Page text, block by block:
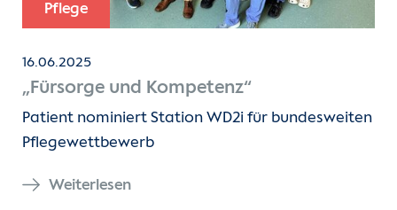
Pflege
16.06.2025
„Fürsorge und Kompetenz“
Patient nominiert Station WD2i für bundesweiten
Pflegewettbewerb
Weiterlesen